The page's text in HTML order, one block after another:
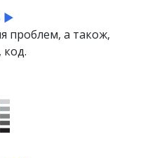
▶
проблем, а також,
код.